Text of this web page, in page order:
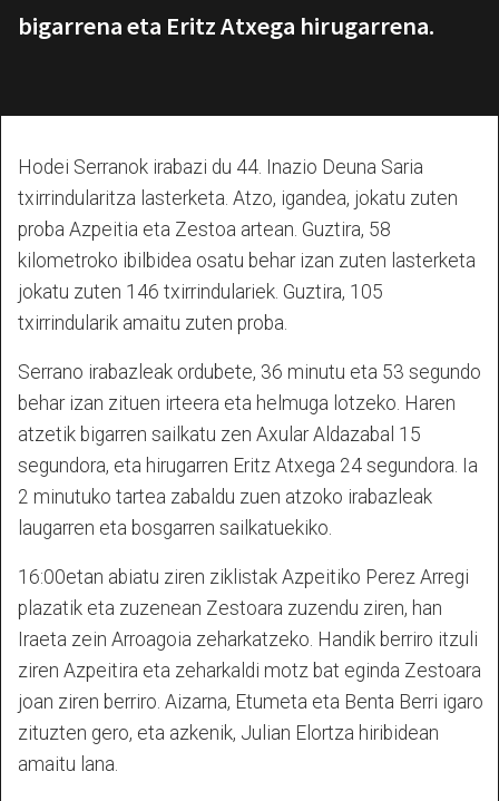
bigarrena eta Eritz Atxega hirugarrena.
Hodei Serranok irabazi du 44. Inazio Deuna Saria
txirrindularitza lasterketa. Atzo, igandea, jokatu zuten
proba Azpeitia eta Zestoa artean. Guztira, 58
kilometroko ibilbidea osatu behar izan zuten lasterketa
jokatu zuten 146 txirrindulariek. Guztira, 105
txirrindularik amaitu zuten proba.
Serrano irabazleak ordubete, 36 minutu eta 53 segundo
behar izan zituen irteera eta helmuga lotzeko. Haren
atzetik bigarren sailkatu zen Axular Aldazabal 15
segundora, eta hirugarren Eritz Atxega 24 segundora. Ia
2 minutuko tartea zabaldu zuen atzoko irabazleak
laugarren eta bosgarren sailkatuekiko.
16:00etan abiatu ziren ziklistak Azpeitiko Perez Arregi
plazatik eta zuzenean Zestoara zuzendu ziren, han
Iraeta zein Arroagoia zeharkatzeko. Handik berriro itzuli
ziren Azpeitira eta zeharkaldi motz bat eginda Zestoara
joan ziren berriro. Aizarna, Etumeta eta Benta Berri igaro
zituzten gero, eta azkenik, Julian Elortza hiribidean
amaitu lana.